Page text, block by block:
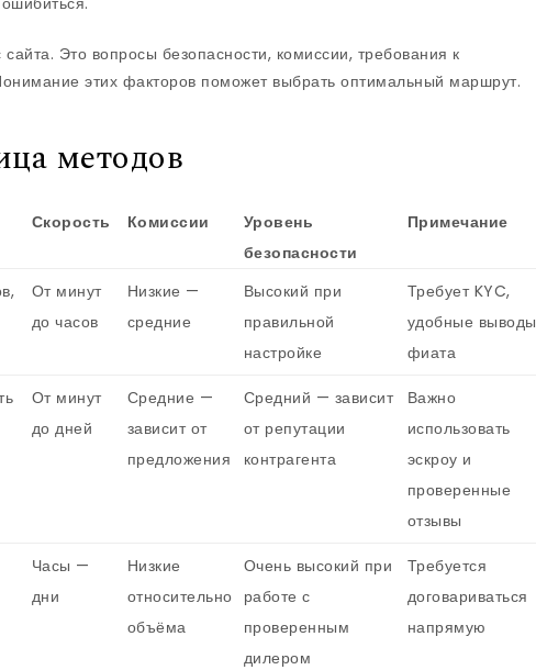
Это вопросы безопасности, комиссии, требования к
этих факторов поможет выбрать оптимальный маршрут.
методов
Скорость Комиссии
Уровень
безопасности
Примечание
От минут
до часов
Низкие —
средние
Высокий при
правильной
настройке
Требует KYC,
удобные выводы
фиата
От минут
до дней
Средние —
зависит от
предложения
Средний — зависит
от репутации
контрагента
Важно
использовать
эскроу и
проверенные
отзывы
Часы —
дни
Низкие
относительно
объёма
Очень высокий при
работе с
проверенным
дилером
Требуется
договариваться
напрямую